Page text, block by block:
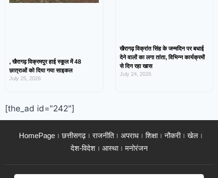
, खैरागढ़ विक्रमपुर हाई स्कूल में 48
छात्राओं को दिया गया साइकल
July 25, 2026
खैरागढ़ विक्रांत सिंह के जन्मदिन पर बधाई
देने वालों का लगा तांता, विभिन्न कार्यक्रमों
से दिन रहा खास
July 24, 2026
[the_ad id="242"]
HomePage छत्तीसगढ़ राजनीति अपराध शिक्षा नौकरी
खेल
देश-विदेश
आस्था मनोरंजन